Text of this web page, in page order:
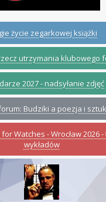
życie zegarkowej książki
utrzymania klubowego
2027 - nadsyłanie zdjęć
Budziki a poezja i
Watches - Wrocław 2026
wykładów